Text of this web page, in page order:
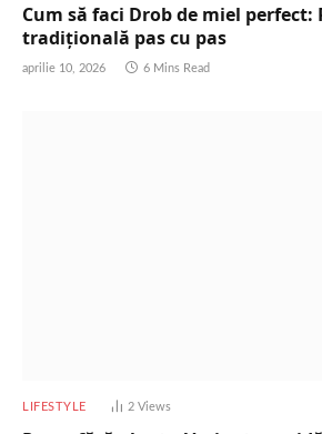
Cum să faci Drob de miel perfect:
tradițională pas cu pas
aprilie 10, 2026 6 Mins Read
LIFESTYLE 2 Views